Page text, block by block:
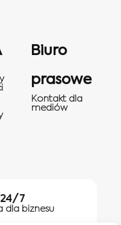
Biuro
prasowe
Kontakt dla
mediów
7
dla biznesu